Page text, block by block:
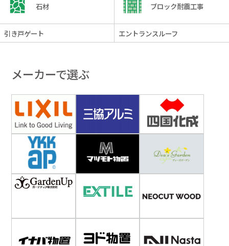
石材 ブロック耐震工事
引き戸ゲート エントランスルーフ
メーカーで選ぶ